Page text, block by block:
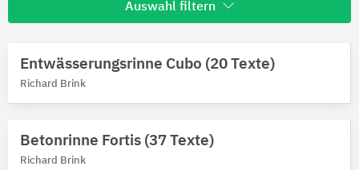
Auswahl filtern
Richard Brink
Produktkategorie
Schachtabdeckungen
Entwässerungsrinne Cubo (20 Texte)
Richard Brink
Betonrinne Fortis (37 Texte)
Richard Brink